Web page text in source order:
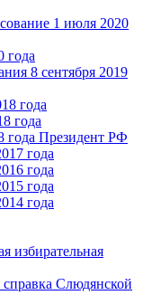
1 июля 2020
года
8 сентября 2019
года
года
года Президент РФ
года
года
года
года
избирательная
справка Слюдянской